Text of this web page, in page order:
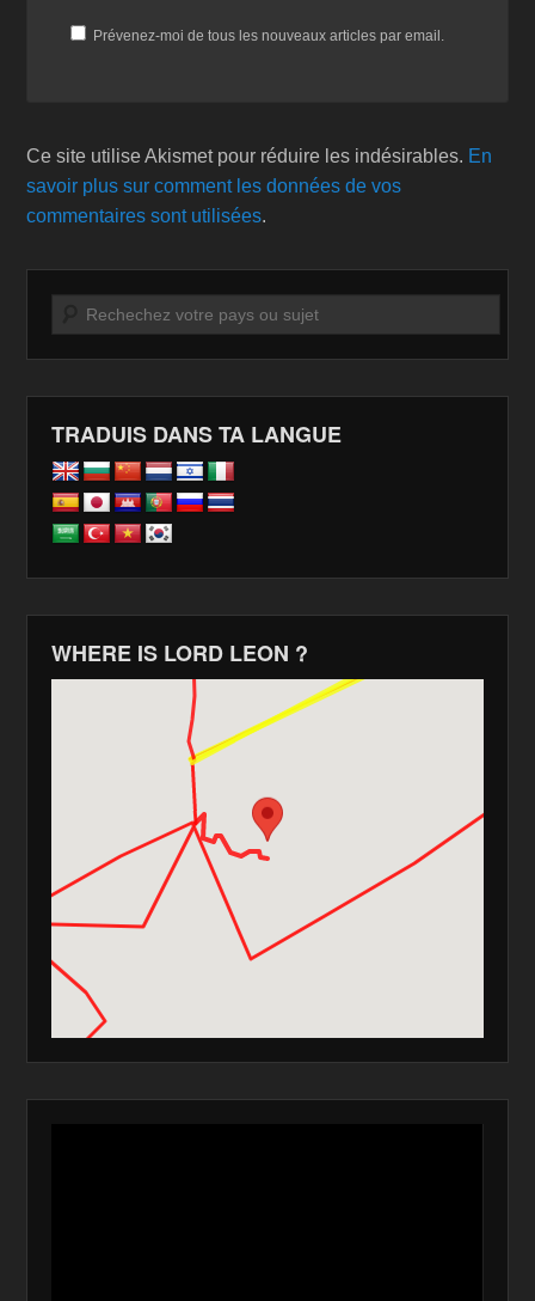
Prévenez-moi de tous les nouveaux articles par email.
Ce site utilise Akismet pour réduire les indésirables. En
savoir plus sur comment les données de vos
commentaires sont utilisées.
Recherche
TRADUIS DANS TA LANGUE
WHERE IS LORD LEON ?